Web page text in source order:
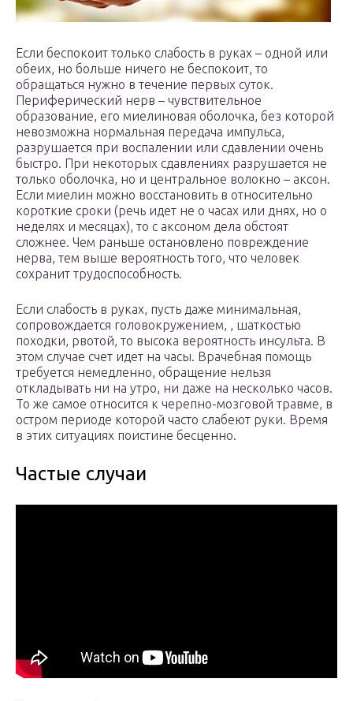
Если беспокоит только слабость в руках – одной или
обеих, но больше ничего не беспокоит, то
обращаться нужно в течение первых суток.
Периферический нерв – чувствительное
образование, его миелиновая оболочка, без которой
невозможна нормальная передача импульса,
разрушается при воспалении или сдавлении очень
быстро. При некоторых сдавлениях разрушается не
только оболочка, но и центральное волокно – аксон.
Если миелин можно восстановить в относительно
короткие сроки (речь идет не о часах или днях, но о
неделях и месяцах), то с аксоном дела обстоят
сложнее. Чем раньше остановлено повреждение
нерва, тем выше вероятность того, что человек
сохранит трудоспособность.
Если слабость в руках, пусть даже минимальная,
сопровождается головокружением, , шаткостью
походки, рвотой, то высока вероятность инсульта. В
этом случае счет идет на часы. Врачебная помощь
требуется немедленно, обращение нельзя
откладывать ни на утро, ни даже на несколько часов.
То же самое относится к черепно-мозговой травме, в
остром периоде которой часто слабеют руки. Время
в этих ситуациях поистине бесценно.
Частые случаи